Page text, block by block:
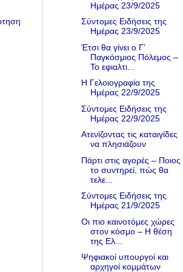
Ημέρας 23/9/2025
Σύντομες Ειδήσεις της
Ημέρας 23/9/2025
Έτσι θα γίνει ο Γ’
Παγκόσμιος Πόλεμος –
Το εφιαλτι...
Η Γελοιογραφία της
Ημέρας 22/9/2025
Σύντομες Ειδήσεις της
Ημέρας 22/9/2025
Ατενίζοντας τις καταιγίδες
να πλησιάζουν
Πάρτι στις αγορές – Ποιος
το συντηρεί, πώς θα
τελε...
Σύντομες Ειδήσεις της
Ημέρας 21/9/2025
Οι πιο καινοτόμες χώρες
στον κόσμο – Η θέση
της Ελ...
Ψηφιακοί υπουργοί και
αρχηγοί κομμάτων